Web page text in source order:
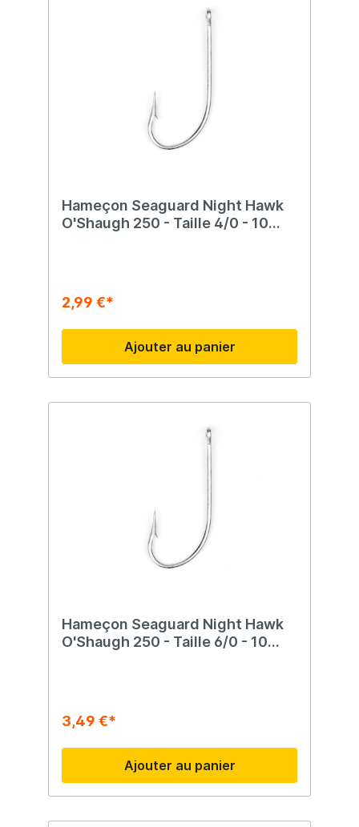
Hameçon Seaguard Night Hawk
O'Shaugh 250 - Taille 4/0 - 10
2,99 €*
Ajouter au panier
Hameçon Seaguard Night Hawk
O'Shaugh 250 - Taille 6/0 - 10
3,49 €*
Ajouter au panier